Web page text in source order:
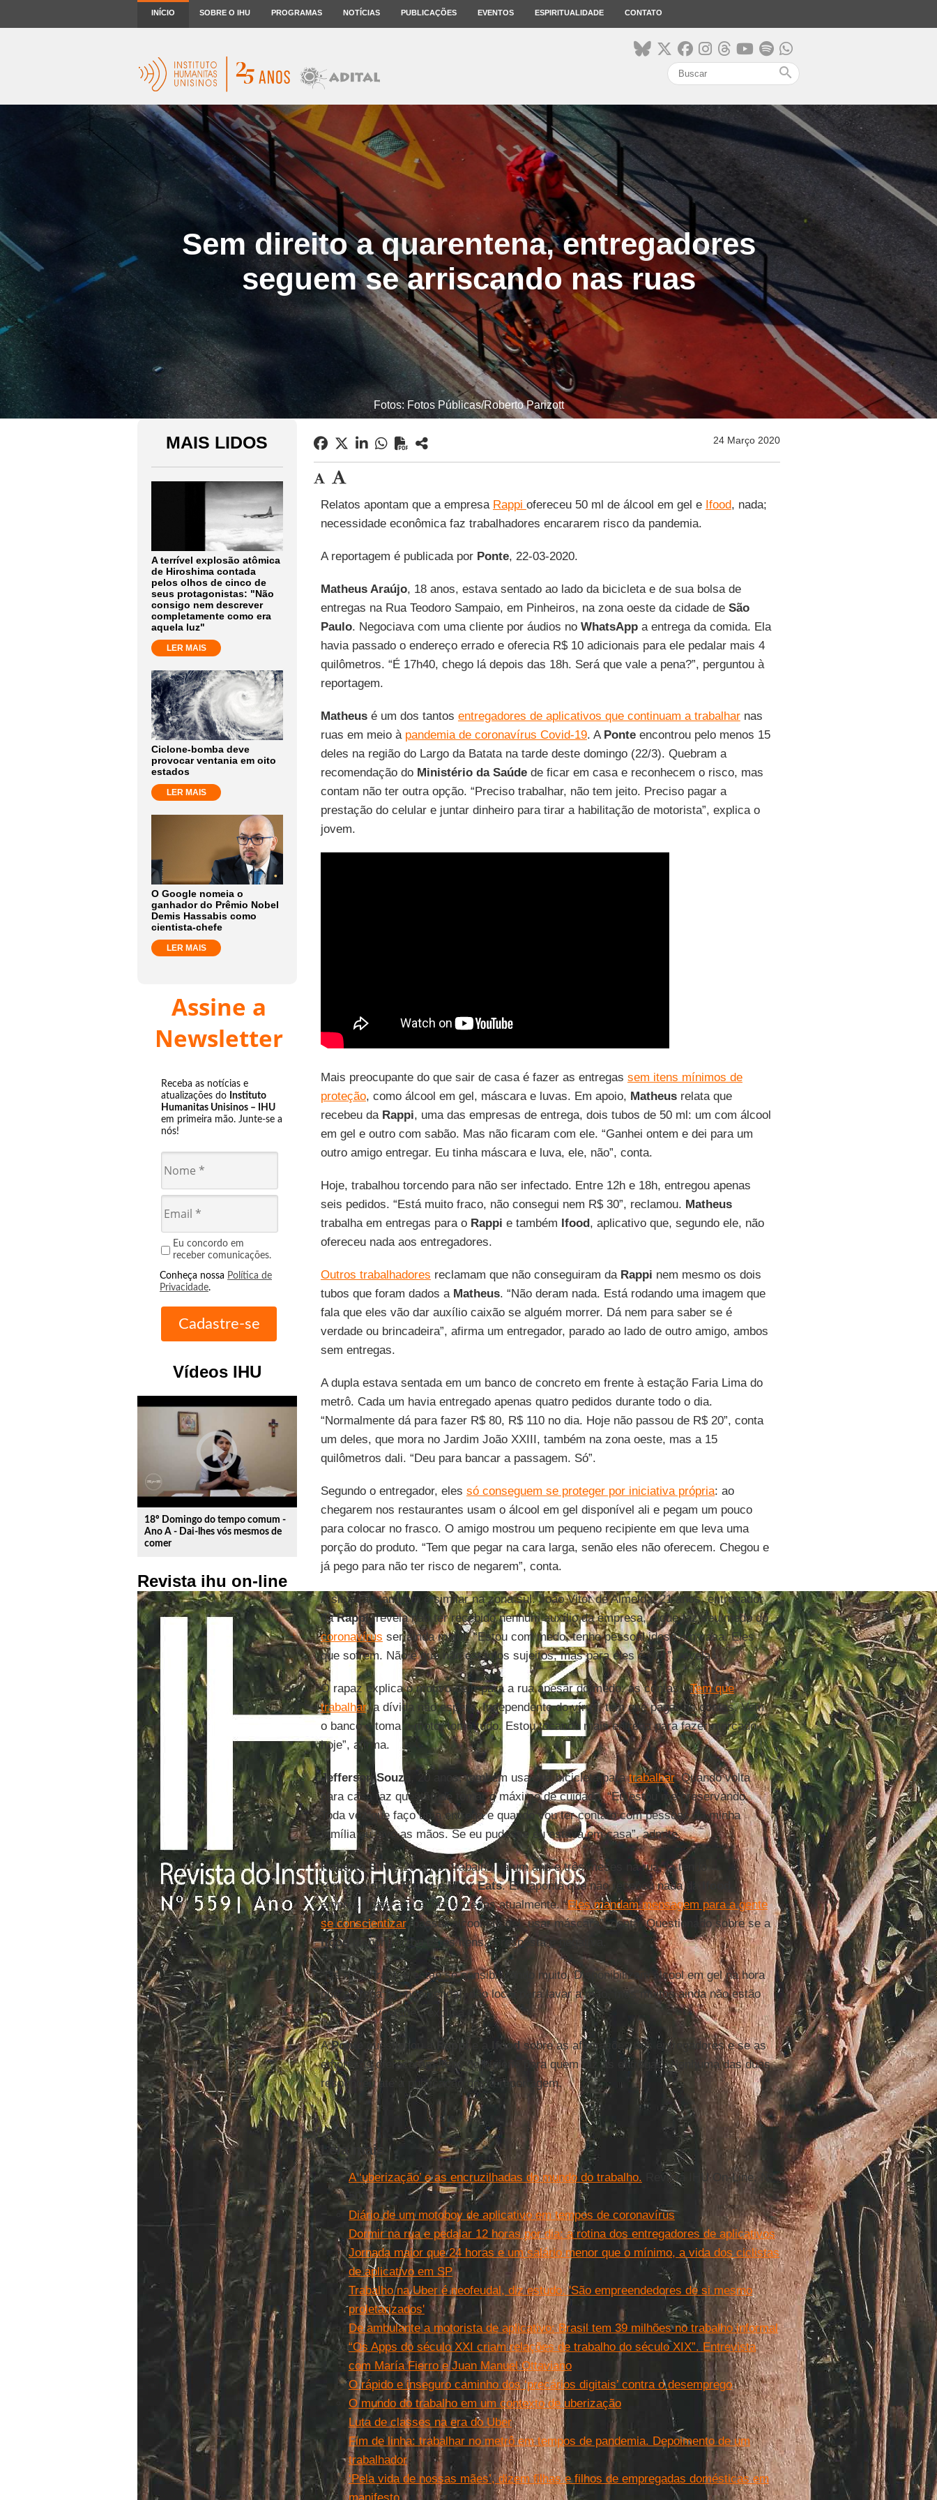
INÍCIO SOBRE O IHU PROGRAMAS NOTÍCIAS PUBLICAÇÕES EVENTOS ESPIRITUALIDADE CONTATO
search
Sem direito a quarentena, entregadores
seguem se arriscando nas ruas
Fotos: Fotos Públicas/Roberto Parizott
MAIS LIDOS
A terrível explosão atômica
de Hiroshima contada
pelos olhos de cinco de
seus protagonistas: "Não
consigo nem descrever
completamente como era
aquela luz"
LER MAIS
Ciclone-bomba deve
provocar ventania em oito
estados
LER MAIS
O Google nomeia o
ganhador do Prêmio Nobel
Demis Hassabis como
cientista-chefe
LER MAIS
Assine a
Newsletter
Receba as notícias e
atualizações do Instituto
Humanitas Unisinos – IHU
em primeira mão. Junte-se a
nós!
Eu concordo em
receber comunicações.
Conheça nossa Política de
Privacidade.
Vídeos IHU
play_circle_outline
18º Domingo do tempo comum -
Ano A - Dai-lhes vós mesmos de
comer
Revista ihu on-line
24 Março 2020
Relatos apontam que a empresa Rappi ofereceu 50 ml de álcool em gel e Ifood, nada;
necessidade econômica faz trabalhadores encararem risco da pandemia.
A reportagem é publicada por Ponte, 22-03-2020.
Matheus Araújo, 18 anos, estava sentado ao lado da bicicleta e de sua bolsa de
entregas na Rua Teodoro Sampaio, em Pinheiros, na zona oeste da cidade de São
Paulo. Negociava com uma cliente por áudios no WhatsAppa entrega da comida. Ela
havia passado o endereço errado e oferecia R$ 10 adicionais para ele pedalar mais 4
quilômetros. “É 17h40, chego lá depois das 18h. Será que vale a pena?”, perguntou à
reportagem.
Matheusé um dos tantos entregadores de aplicativos que continuam a trabalharnas
ruas em meio à pandemia de coronavírus Covid-19. A Ponteencontrou pelo menos 15
deles na região do Largo da Batata na tarde deste domingo (22/3). Quebram a
recomendação do Ministério da Saúdede ficar em casa e reconhecem o risco, mas
contam não ter outra opção. “Preciso trabalhar, não tem jeito. Preciso pagar a
prestação do celular e juntar dinheiro para tirar a habilitação de motorista”, explica o
jovem.
Mais preocupante do que sair de casa é fazer as entregas sem itens mínimos de
proteção, como álcool em gel, máscara e luvas. Em apoio, Matheusrelata que
recebeu da Rappi, uma das empresas de entrega, dois tubos de 50 ml: um com álcool
em gel e outro com sabão. Mas não ficaram com ele. “Ganhei ontem e dei para um
outro amigo entregar. Eu tinha máscara e luva, ele, não”, conta.
Hoje, trabalhou torcendo para não ser infectado. Entre 12h e 18h, entregou apenas
seis pedidos. “Está muito fraco, não consegui nem R$ 30”, reclamou. Matheus
trabalha em entregas para o Rappi e também Ifood, aplicativo que, segundo ele, não
ofereceu nada aos entregadores.
Outros trabalhadores reclamam que não conseguiram da Rappi nem mesmo os dois
tubos que foram dados a Matheus. “Não deram nada. Está rodando uma imagem que
fala que eles vão dar auxílio caixão se alguém morrer. Dá nem para saber se é
verdade ou brincadeira”, afirma um entregador, parado ao lado de outro amigo, ambos
sem entregas.
A dupla estava sentada em um banco de concreto em frente à estação Faria Lima do
metrô. Cada um havia entregado apenas quatro pedidos durante todo o dia.
“Normalmente dá para fazer R$ 80, R$ 110 no dia. Hoje não passou de R$ 20”, conta
um deles, que mora no Jardim João XXIII, também na zona oeste, mas a 15
quilômetros dali. “Deu para bancar a passagem. Só”.
Segundo o entregador, eles só conseguem se proteger por iniciativa própria: ao
chegarem nos restaurantes usam o álcool em gel disponível ali e pegam um pouco
para colocar no frasco. O amigo mostrou um pequeno recipiente em que leva uma
porção do produto. “Tem que pegar na cara larga, senão eles não oferecem. Chegou e
já pego para não ter risco de negarem”, conta.
A situação também e similar na zona sul. João Vitor de Almeida, 21 anos, entregador
daRappi. revela não ter recebido nenhum auxílio da empresa, o que faz seu medo do
coronavírus ser ainda maior. “Estou com medo, tenho pessoal idoso em casa. Eles
que sofrem. Não é que não estamos sujeitos, mas para eles é pior”, revela.
O rapaz explica o motivo de ir para a rua apesar do medo: as contas. “Tem que
trabalhar, a dívida não espera. Independente do vírus, tem que pagar as contas. Vem
o banco e toma a moto, toma tudo. Estou tocando mais entrega para fazer mercado
hoje”, afirma.
Jefferson Souza , 20 anos, também usa sua bicicleta paratrabalhar. Quando volta
para casa faz questão de tomar o máximo de cuidado. “Eu estou me preservando.
Toda vez que faço uma entrega e quando vou ter contato com pessoas da minha
família eu lavo as mãos. Se eu pudesse eu estava em casa”, admite.
Roberto Silva, 26 anos, trabalha há um ano e três meses na rua, já tendo
representado aRappieUber Eats. Ele aponta que não recebeu nada da
empresa para a qual faz entregas atualmente. “Eles mandam mensagem para a gente
se conscientizar, passar álcool em gel, usar máscara”, conta. Questionado sobre se a
Ifooddisponibilizou estes itens, a resposta é negativa.
“Os restaurantes estão se sensibilizando muito. Disponibilizam álcool em gel na hora
que entrega [a encomenda], dão local para lavar a mão, mas muitos ainda não estão
com essa vontade”, explica.
APonte questionou a Rappi e a Ifoodsobre as afirmações dos entregadores e se as
empresas ofereceram itens de higiene para quem faz as entregas. Nenhuma das duas
respondeu até a publicação desta reportagem.
Leia mais
A ‘uberização’ e as encruzilhadas do mundo do trabalho. Revista IHU On-Line, Nº
503
Diário de um motoboy de aplicativo em tempos de coronavírus
Dormir na rua e pedalar 12 horas por dia: a rotina dos entregadores de aplicativos
Jornada maior que 24 horas e um salário menor que o mínimo, a vida dos ciclistas
de aplicativo em SP
Trabalho na Uber é neofeudal, diz estudo. 'São empreendedores de si mesmo
proletarizados'
De ambulante a motorista de aplicativo: Brasil tem 39 milhões no trabalho informal
“Os Apps do século XXI criam relações de trabalho do século XIX”. Entrevista
com María Fierro e Juan Manuel Ottaviano
O rápido e inseguro caminho dos ‘precários digitais’ contra o desemprego
O mundo do trabalho em um contexto de uberização
Luta de classes na era do Uber
Fim de linha: trabalhar no metrô em tempos de pandemia. Depoimento de um
trabalhador
‘Pela vida de nossas mães’, dizem filhas e filhos de empregadas domésticas em